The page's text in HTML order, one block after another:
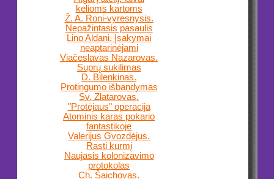
kelioms kartoms
Ž. A. Roni-vyresnysis.
Nepažintasis pasaulis
Lino Aldani. Įsakymai
neaptarinėjami
Viačeslavas Nazarovas.
Suprų sukilimas
D. Bilenkinas.
Protingumo išbandymas
Sv. Zlatarovas.
"Protėjaus" operacija
Atominis karas pokario
fantastikoje
Valerijus Gvozdėjus.
Rasti kurmį
Naujasis kolonizavimo
protokolas
Ch. Šaichovas.